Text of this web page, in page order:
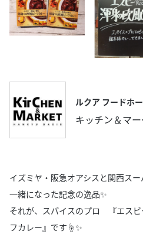
ルクア フードホ
キッチン＆マ
イズミヤ・阪急オアシスと関西ス
一緒になった記念の逸品✨
それが、スパイスのプロ 『エスビ
フカレー』です☝✨